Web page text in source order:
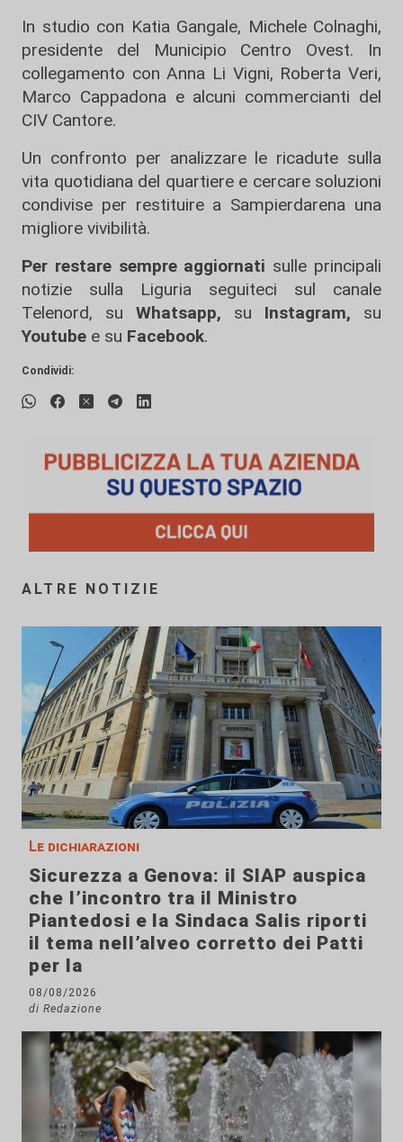
In studio con Katia Gangale, Michele Colnaghi,
presidente del Municipio Centro Ovest. In
collegamento con Anna Li Vigni, Roberta Veri,
Marco Cappadona e alcuni commercianti del
CIV Cantore.
Un confronto per analizzare le ricadute sulla
vita quotidiana del quartiere e cercare soluzioni
condivise per restituire a Sampierdarena una
migliore vivibilità.
Per restare sempre aggiornati sulle principali
notizie sulla Liguria seguiteci sul canale
Telenord, su
Whatsapp, su Instagram, su
Youtube e su Facebook.
Condividi:
ALTRE NOTIZIE
Le dichiarazioni
Sicurezza a Genova: il SIAP auspica
che l’incontro tra il Ministro
Piantedosi e la Sindaca Salis riporti
il tema nell’alveo corretto dei Patti
per la
08/08/2026
di Redazione